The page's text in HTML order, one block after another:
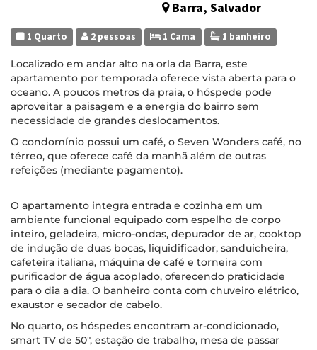
Barra, Salvador
1 Quarto 2 pessoas 1 Cama 1 banheiro
Localizado em andar alto na orla da Barra, este
apartamento por temporada oferece vista aberta para o
oceano. A poucos metros da praia, o hóspede pode
aproveitar a paisagem e a energia do bairro sem
necessidade de grandes deslocamentos.
O condomínio possui um café, o Seven Wonders café, no
térreo, que oferece café da manhã além de outras
refeições (mediante pagamento).
O apartamento integra entrada e cozinha em um
ambiente funcional equipado com espelho de corpo
inteiro, geladeira, micro-ondas, depurador de ar, cooktop
de indução de duas bocas, liquidificador, sanduicheira,
cafeteira italiana, máquina de café e torneira com
purificador de água acoplado, oferecendo praticidade
para o dia a dia. O banheiro conta com chuveiro elétrico,
exaustor e secador de cabelo.
No quarto, os hóspedes encontram ar-condicionado,
smart TV de 50", estação de trabalho, mesa de passar